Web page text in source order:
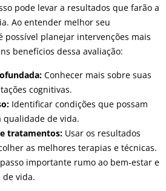
pode levar a resultados que farão a
Ao entender melhor seu
possível planejar intervenções mais
benefícios dessa avaliação:
Conhecer mais sobre suas
cognitivas.
Identificar condições que possam
qualidade de vida.
tratamentos: Usar os resultados
as melhores terapias e técnicas.
importante rumo ao bem-estar e
vida.